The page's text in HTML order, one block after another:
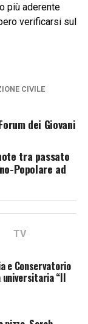
più aderente
verificarsi sul
CIVILE
dei Giovani
tra passato
Popolare ad
TV
e Conservatorio
universitaria “Il